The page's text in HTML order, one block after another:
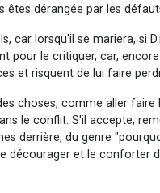
dérangée par les
car lorsqu'il se mariera, si
pour le critiquer, car,
et risquent de lui faire
choses, comme aller
le conflit. S'il accepte,
derrière, du genre
décourager et le conforter